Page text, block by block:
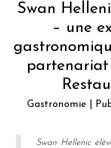
Swan
– une
partenariat
Gastronomie |
Swan Hellenic